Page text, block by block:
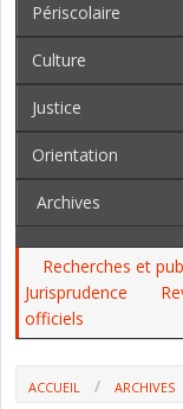
Périscolaire
Culture
Justice
Orientation
Archives
Recherches et
Jurisprudence
officiels
ACCUEIL ARCHIVES